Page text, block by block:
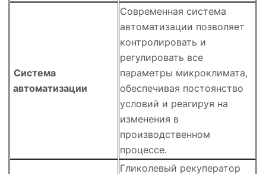
Система
автоматизации
Современная система
автоматизации позволяет
контролировать и
регулировать все
параметры микроклимата,
обеспечивая постоянство
условий и реагируя на
изменения в
производственном
процессе.
Гликолевый рекуператор